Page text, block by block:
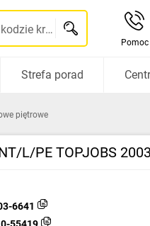
Szukaj po nazwie, indeksie, producencie, kodzie kreskowym...
Pomoc
Strefa porad
piętrowe
L/PE TOPJOBS
6641